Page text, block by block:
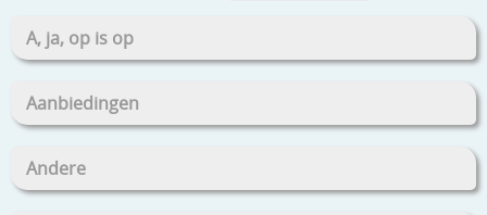
A, ja, op is op
Aanbiedingen
Andere